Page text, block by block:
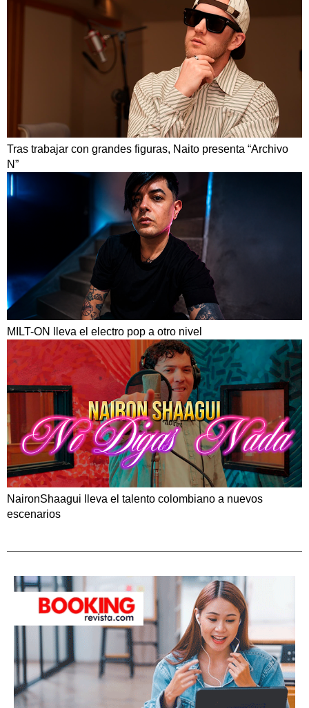
Tras trabajar con grandes figuras, Naito presenta “Archivo
N”
MILT-ON lleva el electro pop a otro nivel
NaironShaagui lleva el talento colombiano a nuevos
escenarios